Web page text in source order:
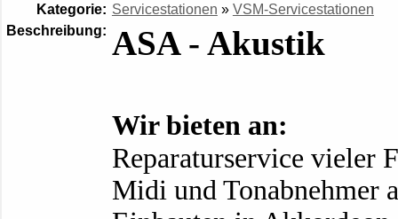
Kategorie: Servicestationen » VSM-Servicestationen
Beschreibung: ASA - Akustik
Wir bieten an:
Reparaturservice vieler
Midi und Tonabnehmer